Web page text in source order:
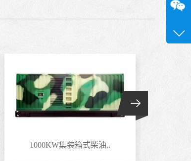
1000KW集装箱式柴油..
咨询